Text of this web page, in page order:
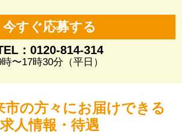
今すぐ応募する
：0120-814-314
〜17時30分（平日）
市の方々にお届けできる
求人情報・待遇